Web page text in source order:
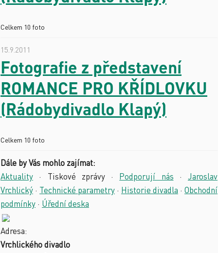
Celkem 10 foto
15.9.2011
Fotografie z představení
ROMANCE PRO KŘÍDLOVKU
(Rádobydivadlo Klapý)
Celkem 10 foto
Dále by Vás mohlo zajímat:
Aktuality · Tiskové zprávy· Podporují nás · Jaroslav
Vrchlický · Technické parametry · Historie divadla · Obchodní
podmínky · Úřední deska
Adresa:
Vrchlického divadlo